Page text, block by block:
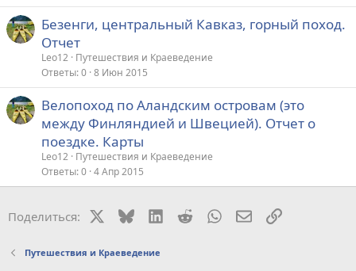
Безенги, центральный Кавказ, горный поход.
Отчет
Leo12 Путешествия и Краеведение
Ответы 0 8 Июн 2015
Велопоход по Аландским островам (это
между Финляндией и Швецией). Отчет о
поездке. Карты
Leo12 Путешествия и Краеведение
Ответы 0 4 Апр 2015
Поделиться: BlueskyLinkedIn
RedditWhatsAppЭлектронная
Ссылка
Путешествия и Краеведение